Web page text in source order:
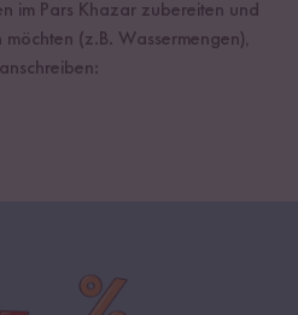
im Pars Khazar zubereiten und
(z.B. Wassermengen),